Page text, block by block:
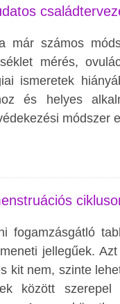
már számos
mérés,
ismeretek
és helyes
módszer
fogamzásgátló
jellegűek.
kit nem, szinte
között